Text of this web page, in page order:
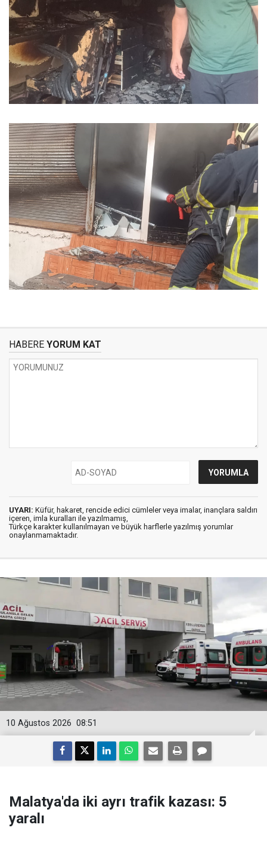
HABERE YORUM KAT
UYARI: Küfür, hakaret, rencide edici cümleler veya imalar, inançlara saldırı
içeren, imla kuralları ile yazılmamış,
Türkçe karakter kullanılmayan ve büyük harflerle yazılmış yorumlar
onaylanmamaktadır.
08:51
10 Ağustos 2026
Malatya'da iki ayrı trafik kazası: 5
yaralı